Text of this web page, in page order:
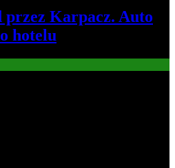
Karpacz. Auto
hotelu